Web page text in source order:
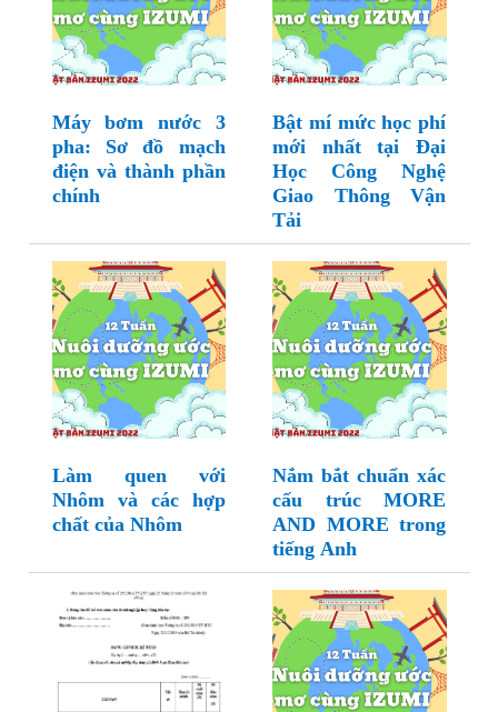
Máy bơm nước 3
pha: Sơ đồ mạch
điện và thành phần
chính
Bật mí mức học phí
mới nhất tại Đại
Học Công Nghệ
Giao Thông Vận
Tải
Làm quen với
Nhôm và các hợp
chất của Nhôm
Nắm bắt chuẩn xác
cấu trúc MORE
AND MORE trong
tiếng Anh